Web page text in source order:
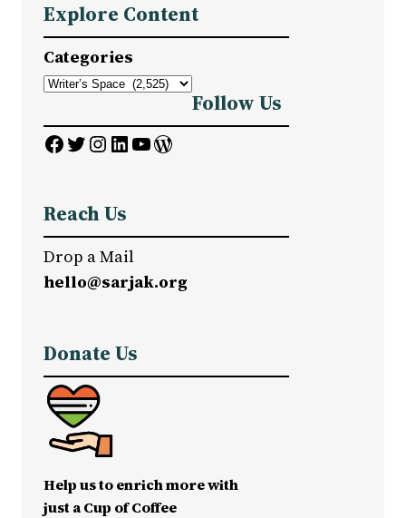
r
c
h
Explore Content
Categories
Follow Us
Facebook Twitter InstagramLinkedIn YouTube WordPress
Reach Us
Drop a Mail
hello@sarjak.org
Donate Us
Help us to enrich more with
just a Cup of Coffee